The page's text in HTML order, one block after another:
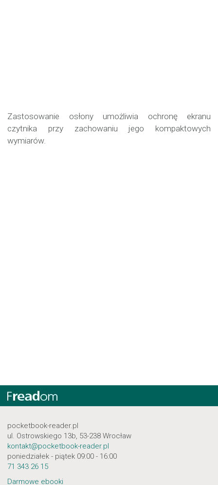
Zastosowanie osłony umożliwia ochronę ekranu
czytnika przy zachowaniu jego kompaktowych
wymiarów.
pocketbook-reader.pl
ul. Ostrowskiego 13b, 53-238 Wrocław
kontakt@pocketbook-reader.pl
poniedziałek - piątek 09:00 - 16:00
71 343 26 15
Darmowe ebooki